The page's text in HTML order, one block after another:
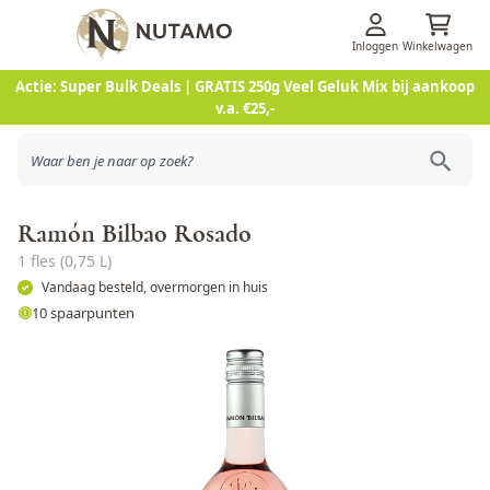
Actie: Super Bulk Deals | GRATIS 250g Veel Geluk Mix bij aankoop
v.a. €25,-
Ga naar de inhoud
Inloggen Winkelwagen
Ramón Bilbao Rosado
1 fles (0,75 L)
Vandaag besteld, overmorgen in huis
10 spaarpunten